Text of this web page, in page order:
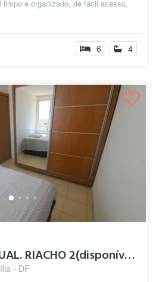
e organizado, de fácil acesso,
6 4
QUARTO INDIVIDUAL. RIACHO 2(disponível 1...
- DF